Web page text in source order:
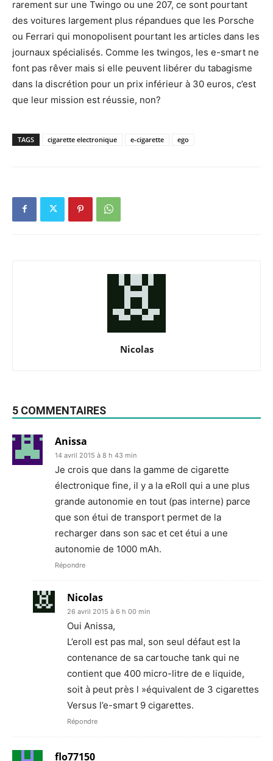
rarement sur une Twingo ou une 207, ce sont pourtant
des voitures largement plus répandues que les Porsche
ou Ferrari qui monopolisent pourtant les articles dans les
journaux spécialisés. Comme les twingos, les e-smart ne
font pas rêver mais si elle peuvent libérer du tabagisme
dans la discrétion pour un prix inférieur à 30 euros, c’est
que leur mission est réussie, non?
TAGS cigarette electronique e-cigarette ego
Nicolas
5 COMMENTAIRES
Anissa
14 avril 2015 à 8 h 43 min
Je crois que dans la gamme de cigarette
électronique fine, il y a la eRoll qui a une plus
grande autonomie en tout (pas interne) parce
que son étui de transport permet de la
recharger dans son sac et cet étui a une
autonomie de 1000 mAh.
Répondre
Nicolas
26 avril 2015 à 6 h 00 min
Oui Anissa,
L’eroll est pas mal, son seul défaut est la
contenance de sa cartouche tank qui ne
contient que 400 micro-litre de e liquide,
soit à peut près l »équivalent de 3 cigarettes
Versus l’e-smart 9 cigarettes.
Répondre
flo77150